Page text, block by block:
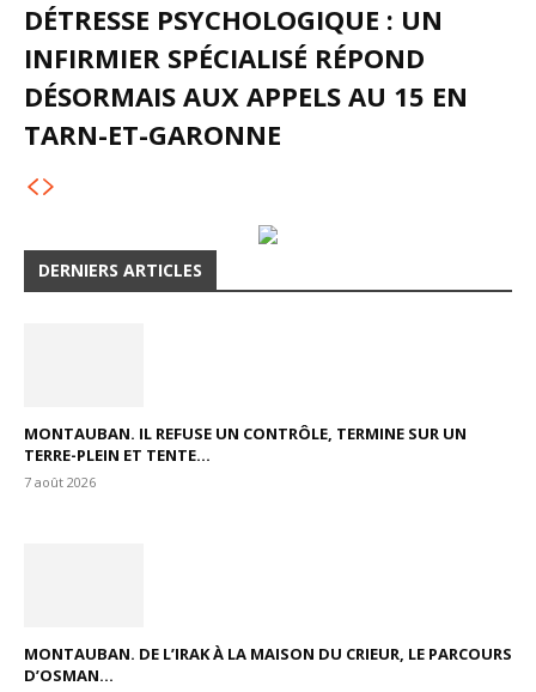
DÉTRESSE PSYCHOLOGIQUE : UN
INFIRMIER SPÉCIALISÉ RÉPOND
DÉSORMAIS AUX APPELS AU 15 EN
TARN-ET-GARONNE
DERNIERS ARTICLES
MONTAUBAN. IL REFUSE UN CONTRÔLE, TERMINE SUR UN
TERRE-PLEIN ET TENTE...
7 août 2026
MONTAUBAN. DE L’IRAK À LA MAISON DU CRIEUR, LE PARCOURS
D’OSMAN...